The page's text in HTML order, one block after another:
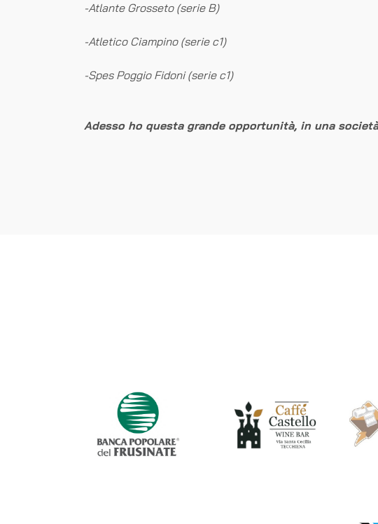
-Atlante Grosseto (serie B)
-Atletico Ciampino (serie c1)
-Spes Poggio Fidoni (serie c1)
Adesso ho questa grande opportunità, in una